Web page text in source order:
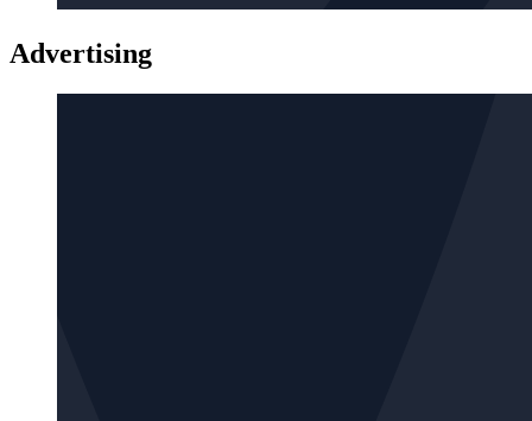
Advertising